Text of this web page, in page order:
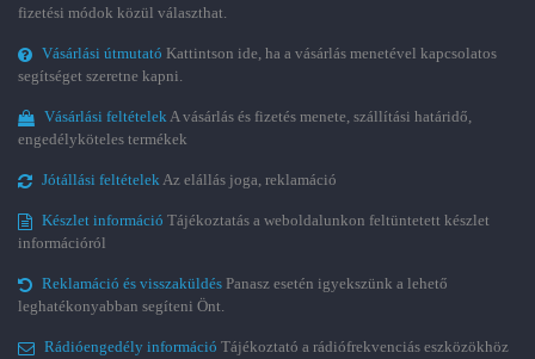
fizetési módok közül választhat.
Vásárlási útmutató Kattintson ide, ha a vásárlás menetével kapcsolatos
segítséget szeretne kapni.
Vásárlási feltételekA vásárlás és fizetés menete, szállítási határidő,
engedélyköteles termékek
Jótállási feltételekAz elállás joga, reklamáció
Készlet információ Tájékoztatás a weboldalunkon feltüntetett készlet
információról
Reklamáció és visszaküldés Panasz esetén igyekszünk a lehető
leghatékonyabban segíteni Önt.
Rádióengedély információ Tájékoztató a rádiófrekvenciás eszközökhöz